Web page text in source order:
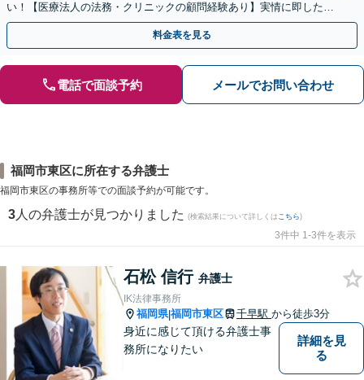
い！【医療法人の法務・クリニックの顧問経験あり】実情に即したア
ドバイスで、納得のできるトラブルの解決を目指します。
料金表を見る
電話で面談予約 メールでお問い合わせ
福岡市東区に所在する弁護士
福岡市東区の事務所等での面談予約が可能です。
3 人の弁護士が見つかりました (検索結果について詳しくは こちら)
3件中 1-3件を表示
石松 信行 弁護士
IK法律事務所
福岡県|福岡市東区 千早駅 から徒歩3分
身近に感じて頂ける弁護士事
務所になりたい
詳細を見
る